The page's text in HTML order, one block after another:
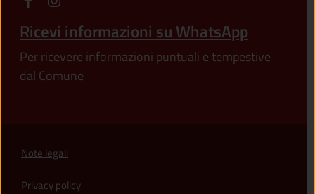
Ricevi informazioni su WhatsApp
Per ricevere informazioni puntuali e tempestive
dal Comune
Note legali
Privacy policy